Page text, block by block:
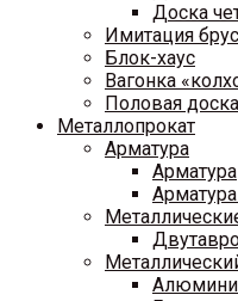
Доска
Имитация
Блок-хаус
Вагонка
Половая доска
Металлопрокат
Арматура
Арматура